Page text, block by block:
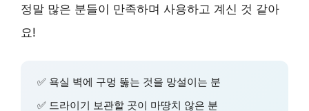
정말 많은 분들이 만족하며 사용하고 계신 것 같아
요!
✅ 욕실 벽에 구멍 뚫는 것을 망설이는 분
✅ 드라이기 보관할 곳이 마땅치 않은 분